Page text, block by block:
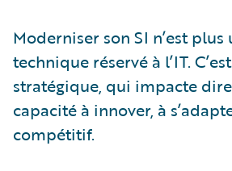
Moderniser son SI n’est plus
technique réservé à l’IT.
stratégique, qui impacte
capacité à innover, à
compétitif.